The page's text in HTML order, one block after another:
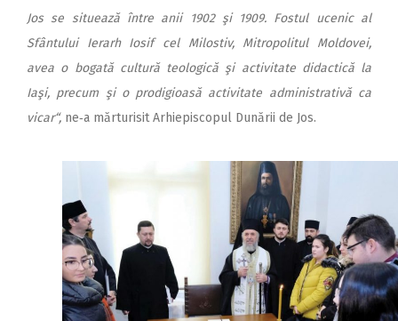
Jos se situează între anii 1902 şi 1909. Fostul ucenic al
Sfântului Ierarh Iosif cel Milostiv, Mitropolitul Moldovei,
avea o bogată cultură teologică şi activitate didactică la
Iaşi, precum şi o prodigioasă activitate administrativă ca
vicar“, ne‑a mărturisit Arhiepiscopul Dunării de Jos.